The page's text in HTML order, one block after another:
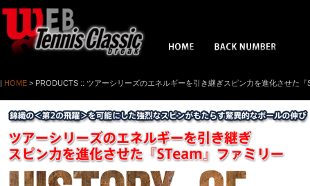
| HOME > PRODUCTS :: ツアーシリーズのエネルギーを引き継ぎスピン力を進化させた『